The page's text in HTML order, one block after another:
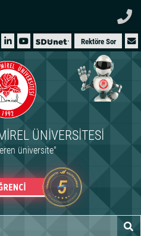
Rektöre Sor
ÜNIVERSITESI
üniversite"